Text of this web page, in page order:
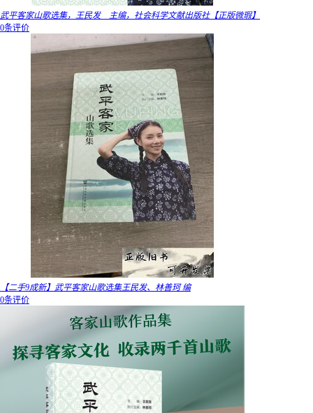
武平客家山歌选集，王民发 主编，社会科学文献出版社【正版微瑕】
0条评价
【二手9成新】武平客家山歌选集王民发、林善珂 编
0条评价